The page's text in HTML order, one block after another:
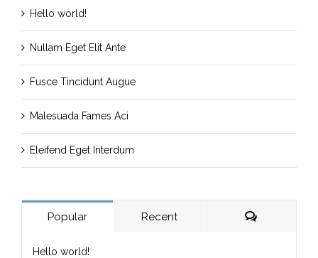
Hello world!
Nullam Eget Elit Ante
Fusce Tincidunt Augue
Malesuada Fames Aci
Eleifend Eget Interdum
Popular Recent Comments
Hello world!